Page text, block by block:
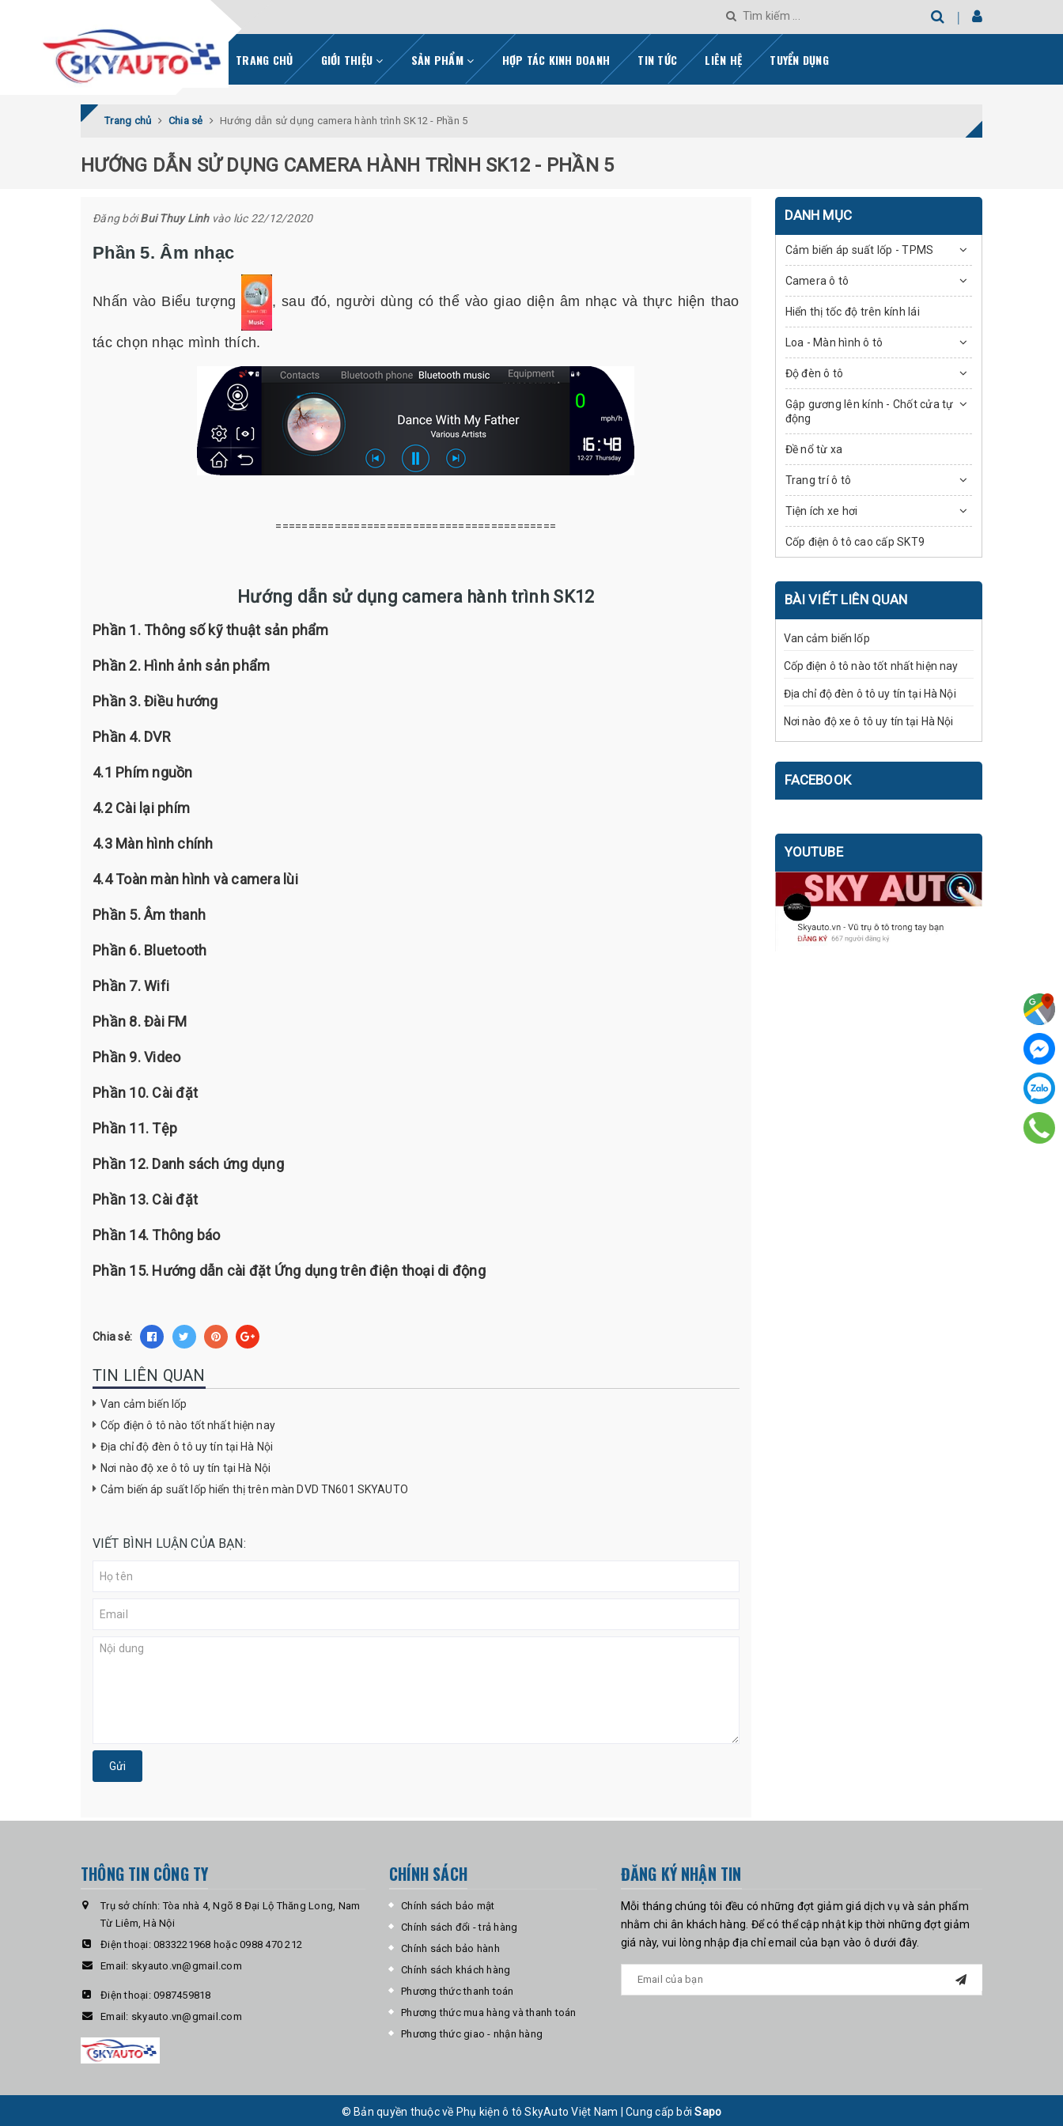
TRANG CHỦ GIỚI THIỆU SẢN PHẨM HỢP TÁC KINH DOANH TIN TỨC LIÊN HỆ TUYỂN DỤNG
Trang chủ Chia sẻ Hướng dẫn sử dụng camera hành trình SK12 - Phần 5
HƯỚNG DẪN SỬ DỤNG CAMERA HÀNH TRÌNH SK12 - PHẦN 5
Đăng bởiBui Thuy Linhvào lúc 22/12/2020
Phần 5. Âm nhạc
Nhấn vào Biểu tượng , sau đó, người dùng có thể vào giao diện âm nhạc và thực hiện thao
tác chọn nhạc mình thích.
===========================================
Hướng dẫn sử dụng camera hành trình SK12
Phần 1. Thông số kỹ thuật sản phẩm
Phần 2. Hình ảnh sản phẩm
Phần 3. Điều hướng
Phần 4. DVR
4.1 Phím nguồn
4.2 Cài lại phím
4.3 Màn hình chính
4.4 Toàn màn hình và camera lùi
Phần 5. Âm thanh
Phần 6. Bluetooth
Phần 7. Wifi
Phần 8. Đài FM
Phần 9. Video
Phần 10. Cài đặt
Phần 11. Tệp
Phần 12. Danh sách ứng dụng
Phần 13. Cài đặt
Phần 14. Thông báo
Phần 15. Hướng dẫn cài đặt Ứng dụng trên điện thoại di động
Chia sẻ:
TIN LIÊN QUAN
Van cảm biến lốp
Cốp điện ô tô nào tốt nhất hiện nay
Địa chỉ độ đèn ô tô uy tín tại Hà Nội
Nơi nào độ xe ô tô uy tín tại Hà Nội
Cảm biến áp suất lốp hiển thị trên màn DVD TN601 SKYAUTO
VIẾT BÌNH LUẬN CỦA BẠN:
Gửi
DANH MỤC
Cảm biến áp suất lốp - TPMS
Camera ô tô
Hiển thị tốc độ trên kính lái
Loa - Màn hình ô tô
Độ đèn ô tô
Gập gương lên kính - Chốt cửa tự
động
Đề nổ từ xa
Trang trí ô tô
Tiện ích xe hơi
Cốp điện ô tô cao cấp SKT9
BÀI VIẾT LIÊN QUAN
Van cảm biến lốp
Cốp điện ô tô nào tốt nhất hiện nay
Địa chỉ độ đèn ô tô uy tín tại Hà Nội
Nơi nào độ xe ô tô uy tín tại Hà Nội
FACEBOOK
YOUTUBE
THÔNG TIN CÔNG TY
Trụ sở chính: Tòa nhà 4, Ngõ 8 Đại Lộ Thăng Long, Nam
Từ Liêm, Hà Nội
Điện thoại: 0833221968 hoặc 0988 470 212
Email: skyauto.vn@gmail.com
Điện thoại: 0987459818
Email: skyauto.vn@gmail.com
CHÍNH SÁCH
Chính sách bảo mật
Chính sách đổi - trả hàng
Chính sách bảo hành
Chính sách khách hàng
Phương thức thanh toán
Phương thức mua hàng và thanh toán
Phương thức giao - nhận hàng
ĐĂNG KÝ NHẬN TIN
Mỗi tháng chúng tôi đều có những đợt giảm giá dịch vụ và sản phẩm
nhằm chi ân khách hàng. Để có thể cập nhật kịp thời những đợt giảm
giá này, vui lòng nhập địa chỉ email của bạn vào ô dưới đây.
© Bản quyền thuộc về Phụ kiện ô tô SkyAuto Việt Nam Cung cấp bởiSapo